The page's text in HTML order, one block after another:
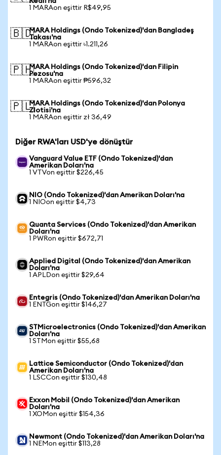
1 MARAon eşittir R$49,95
🇧🇩MARA Holdings (Ondo Tokenized)'dan Bangladeş
Takası'na
1 MARAon eşittir ৳1.211,26
🇵🇭MARA Holdings (Ondo Tokenized)'dan Filipin
Pezosu'na
1 MARAon eşittir ₱596,32
🇵🇱MARA Holdings (Ondo Tokenized)'dan Polonya
Zlotisi'na
1 MARAon eşittir zł 36,49
Diğer RWA'ları USD'ye dönüştür
Vanguard Value ETF (Ondo Tokenized)'dan
Amerikan Doları'na
1 VTVon eşittir $226,45
NIO (Ondo Tokenized)'dan Amerikan Doları'na
1 NIOon eşittir $4,73
Quanta Services (Ondo Tokenized)'dan Amerikan
Doları'na
1 PWRon eşittir $672,71
Applied Digital (Ondo Tokenized)'dan Amerikan
Doları'na
1 APLDon eşittir $29,64
Entegris (Ondo Tokenized)'dan Amerikan Doları'na
1 ENTGon eşittir $146,27
STMicroelectronics (Ondo Tokenized)'dan Amerikan
Doları'na
1 STMon eşittir $55,68
Lattice Semiconductor (Ondo Tokenized)'dan
Amerikan Doları'na
1 LSCCon eşittir $130,48
Exxon Mobil (Ondo Tokenized)'dan Amerikan
Doları'na
1 XOMon eşittir $154,36
Newmont (Ondo Tokenized)'dan Amerikan Doları'na
1 NEMon eşittir $113,28